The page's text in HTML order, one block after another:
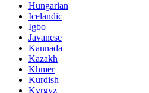
Hungarian
Icelandic
Igbo
Javanese
Kannada
Kazakh
Khmer
Kurdish
Kyrgyz